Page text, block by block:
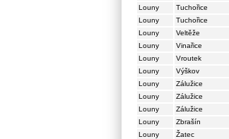
Louny
Tuchořice
Louny
Tuchořice
Louny
Veltěže
Louny
Vinařice
Louny
Vroutek
Louny
Výškov
Louny
Zálužice
Louny
Zálužice
Louny
Zálužice
Louny
Zbrašín
Louny
Žatec